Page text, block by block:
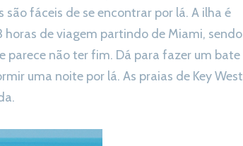
fáceis de se encontrar por lá. A ilha é
de viagem partindo de Miami, sendo
parece não ter fim. Dá para fazer um bate
uma noite por lá. As praias de Key West